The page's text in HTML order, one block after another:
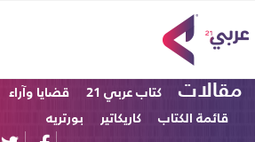
مقالات كتاب عربي 21 قضايا وآراء
قائمة الكتاب
كاريكاتير بورتريه